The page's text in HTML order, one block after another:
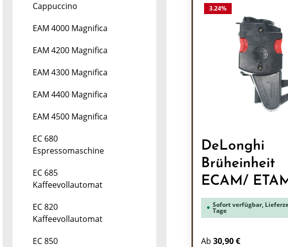
Cappuccino
EAM 4000 Magnifica
EAM 4200 Magnifica
EAM 4300 Magnifica
EAM 4400 Magnifica
EAM 4500 Magnifica
EC 680
Espressomaschine
EC 685
Kaffeevollautomat
EC 820
Kaffeevollautomat
EC 850
3.24%
DeLonghi
Brüheinheit
ECAM/
Sofort verfügbar,
Tage
Ab 30,90 €